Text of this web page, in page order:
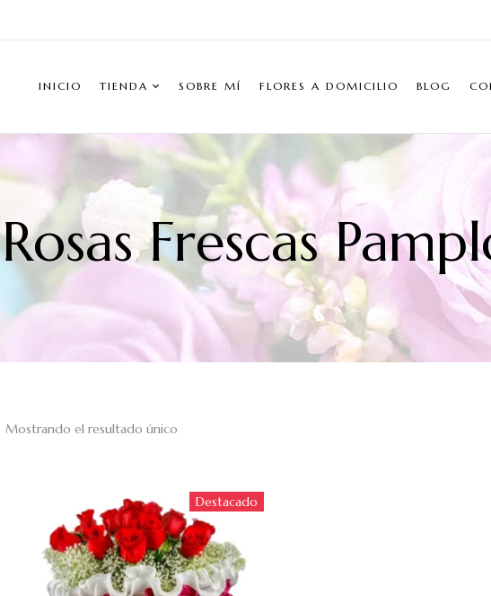
INICIO TIENDA SOBRE MÍ FLORES A DOMICILIO BLOG
Rosas Frescas
Mostrando el resultado único
Destacado